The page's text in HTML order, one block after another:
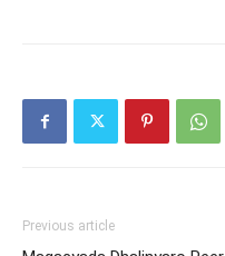
Previous article